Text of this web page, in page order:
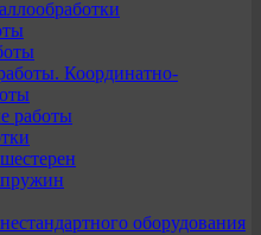
Координатно-
работы
оборудования